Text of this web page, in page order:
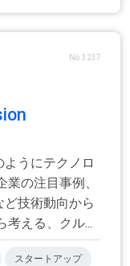
No.3237
うにテクノロ
の注目事例、
技術動向から
考える、クル...
スタートアップ